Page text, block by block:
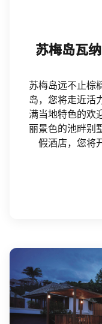
苏梅岛瓦
苏梅岛远不止棕
岛，您将走近活
满当地特色的欢
丽景色的池畔别
假酒店，您将